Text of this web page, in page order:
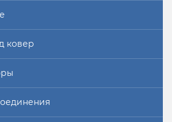
ковер